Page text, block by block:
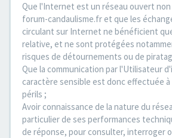
Que l'Internet est un réseau ouvert
forum-candaulisme.fr et que les
circulant sur Internet ne bénéficient
relative, et ne sont protégées
risques de détournements ou de
Que la communication par l'Utilisateur
caractère sensible est donc effectuée
périls ;
Avoir connaissance de la nature du
particulier de ses performances
de réponse, pour consulter, interroger